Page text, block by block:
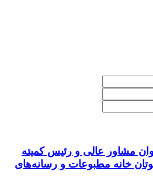
مشاور عالی و رئیس کمیته
خانه مطبوعات و رسانه‌های